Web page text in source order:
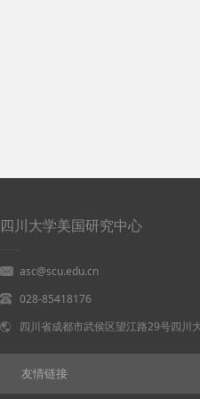
四川大学美国研究中心
asc@scu.edu.cn
028-85418176
四川省成都市武侯区望江路29号四川
友情链接